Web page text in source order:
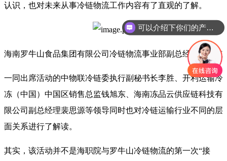
认识，也对未来从事冷链物流工作内容有了直观的了解。
海南罗牛山食品集团有限公司冷链物流事业部副总经理李胜红
一同出席活动的中物联冷链委执行副秘书长李胜、开利运输冷
冻（中国）中国区销售总监钱旭东、海南冻品云供应链科技有
限公司副总经理裴思源等领导同时也对冷链运输行业不同的层
面关系进行了解读。
其实，该活动并不是海职院与罗牛山冷链物流的第一次“接
可以介绍下你们的产品么